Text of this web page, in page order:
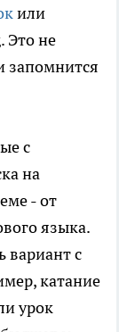
или
Это не
запомнится
с
на
- от
языка.
вариант с
катание
урок